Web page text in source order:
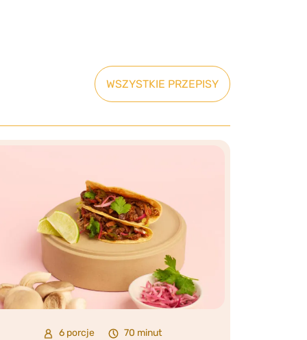
WSZYSTKIE PRZEPISY
6 porcje 70 minut